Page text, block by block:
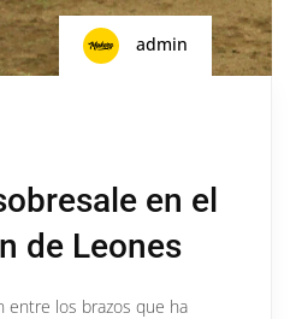
admin
en el
de Leones
entre los brazos que ha